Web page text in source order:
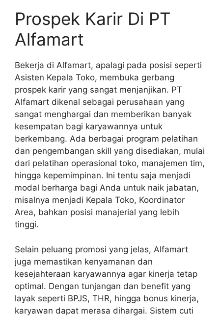
Prospek Karir Di PT
Alfamart
Bekerja di Alfamart, apalagi pada posisi seperti
Asisten Kepala Toko, membuka gerbang
prospek karir yang sangat menjanjikan. PT
Alfamart dikenal sebagai perusahaan yang
sangat menghargai dan memberikan banyak
kesempatan bagi karyawannya untuk
berkembang. Ada berbagai program pelatihan
dan pengembangan skill yang disediakan, mulai
dari pelatihan operasional toko, manajemen tim,
hingga kepemimpinan. Ini tentu saja menjadi
modal berharga bagi Anda untuk naik jabatan,
misalnya menjadi Kepala Toko, Koordinator
Area, bahkan posisi manajerial yang lebih
tinggi.
Selain peluang promosi yang jelas, Alfamart
juga memastikan kenyamanan dan
kesejahteraan karyawannya agar kinerja tetap
optimal. Dengan tunjangan dan benefit yang
layak seperti BPJS, THR, hingga bonus kinerja,
karyawan dapat merasa dihargai. Sistem cuti